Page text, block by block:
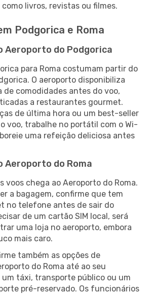
livros, revistas ou filmes.
Podgorica e Roma
Aeroporto do Podgorica
para Roma costumam partir do
O aeroporto disponibiliza
de comodidades antes do voo,
a restaurantes gourmet.
de última hora ou um best-seller
voo, trabalhe no portátil com o Wi-
uma refeição deliciosa antes
Aeroporto do Roma
voos chega ao Aeroporto do Roma.
a bagagem, confirme que tem
no telefone antes de sair do
de um cartão SIM local, será
uma loja no aeroporto, embora
mais caro.
também as opções de
do Roma até ao seu
táxi, transporte público ou um
pré-reservado. Os funcionários